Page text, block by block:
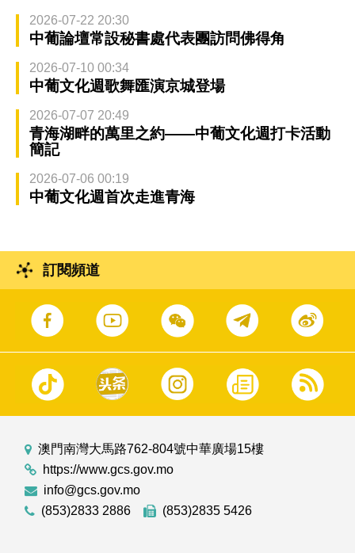
2026-07-22 20:30
中葡論壇常設秘書處代表團訪問佛得角
2026-07-10 00:34
中葡文化週歌舞匯演京城登場
2026-07-07 20:49
青海湖畔的萬里之約——中葡文化週打卡活動
簡記
2026-07-06 00:19
中葡文化週首次走進青海
訂閱頻道
澳門南灣大馬路762-804號中華廣場15樓
https://www.gcs.gov.mo
info@gcs.gov.mo
(853)2833 2886
(853)2835 5426